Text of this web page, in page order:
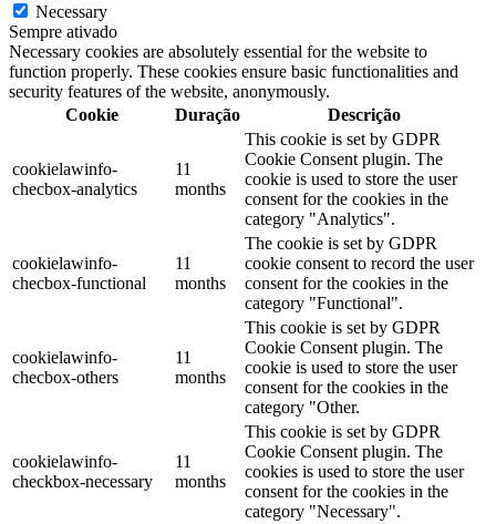
Necessary
Sempre ativado
Necessary cookies are absolutely essential for the website to
function properly. These cookies ensure basic functionalities and
security features of the website, anonymously.
Cookie
Duração Descrição
cookielawinfo-
checbox-analytics
11
months
This cookie is set by GDPR
Cookie Consent plugin. The
cookie is used to store the user
consent for the cookies in the
category "Analytics".
cookielawinfo-
checbox-functional
11
months
The cookie is set by GDPR
cookie consent to record the user
consent for the cookies in the
category "Functional".
cookielawinfo-
checbox-others
11
months
This cookie is set by GDPR
Cookie Consent plugin. The
cookie is used to store the user
consent for the cookies in the
category "Other.
cookielawinfo-
checkbox-necessary
11
months
This cookie is set by GDPR
Cookie Consent plugin. The
cookies is used to store the user
consent for the cookies in the
category "Necessary".